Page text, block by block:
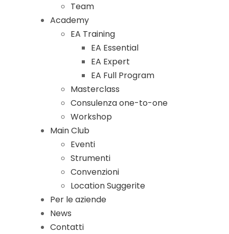
Team
Academy
EA Training
EA Essential
EA Expert
EA Full Program
Masterclass
Consulenza one-to-one
Workshop
Main Club
Eventi
Strumenti
Convenzioni
Location Suggerite
Per le aziende
News
Contatti